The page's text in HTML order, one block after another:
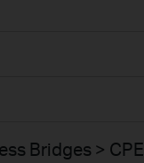
Bridges > CPE